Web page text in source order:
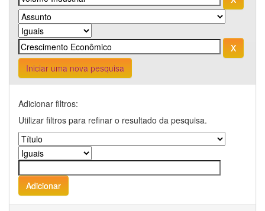
Iniciar uma nova pesquisa
Adicionar filtros:
Utilizar filtros para refinar o resultado da pesquisa.